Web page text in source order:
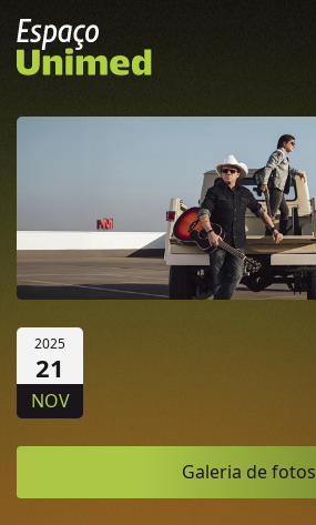
2025
21
NOV
Galeria de fotos